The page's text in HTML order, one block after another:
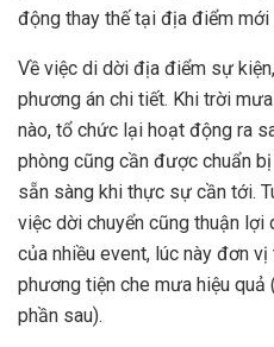
động thay thế tại địa điểm mới
Về việc di dời địa điểm sự
phương án chi tiết. Khi trời
nào, tổ chức lại hoạt động ra
phòng cũng cần được chuẩn
sẵn sàng khi thực sự cần tới.
việc dời chuyển cũng thuận
của nhiều event, lúc này đơn
phương tiện che mưa hiệu
phần sau).